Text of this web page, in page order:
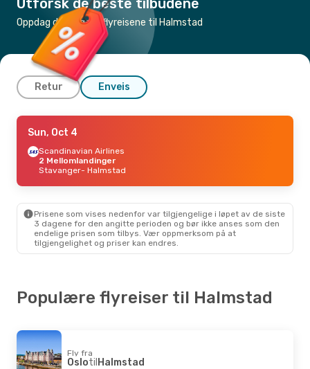
Utforsk de beste tilbudene
Oppdag de billigste flyreisene til Halmstad
Retur Enveis
Tue, Sep 15
Scandinavian Airlines
2 Mellomlandinger
Kristiansand- Halmstad
2 Mellomlandinger
Thu, Sep 24- Mon, Sep 28
Halmstad
- Lisboa
Sun, Oct 4
Scandinavian Airlines
2 Mellomlandinger
Stavanger- Halmstad
Prisene som vises nedenfor var tilgjengelige i løpet av de siste
3 dagene for den angitte perioden og bør ikke anses som den
endelige prisen som tilbys. Vær oppmerksom på at
tilgjengelighet og priser kan endres.
Populære flyreiser til Halmstad
Fly fra
OslotilHalmstad